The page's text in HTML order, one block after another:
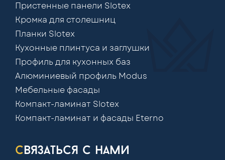
Пристенные панели Slotex
Кромка для столешниц
Планки Slotex
Кухонные плинтуса и заглушки
Профиль для кухонных баз
Алюминиевый профиль Modus
Мебельные фасады
Компакт-ламинат Slotex
Компакт-ламинат и фасады Eterno
связаться с нами